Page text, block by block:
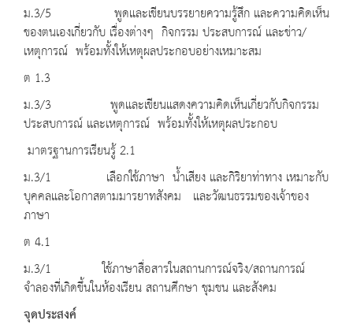
ม.3/5 พูดและเขียนบรรยายความรู้สึก และความคิดเห็น
ของตนเองเกี่ยวกับ เรื่องต่างๆ กิจกรรม ประสบการณ์ และข่าว/
เหตุการณ์ พร้อมทั้งให้เหตุผลประกอบอย่างเหมาะสม
ต 1.3
ม.3/3 พูดและเขียนแสดงความคิดเห็นเกี่ยวกับกิจกรรม
ประสบการณ์ และเหตุการณ์ พร้อมทั้งให้เหตุผลประกอบ
มาตรฐานการเรียนรู้ 2.1
ม.3/1 เลือกใช้ภาษา น้ำเสียง และกิริยาท่าทาง เหมาะกับ
บุคคลและโอกาสตามมารยาทสังคม และวัฒนธรรมของเจ้าของ
ภาษา
ต 4.1
ม.3/1 ใช้ภาษาสื่อสารในสถานการณ์จริง/สถานการณ์
จำลองที่เกิดขึ้นในห้องเรียน สถานศึกษา ชุมชน และสังคม
จุดประสงค์